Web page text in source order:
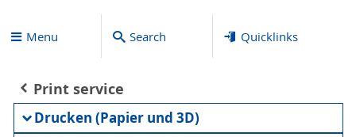
Menu Search Quicklinks
Print service
Drucken (Papier und 3D)